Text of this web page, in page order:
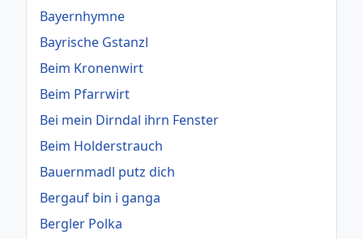
Bayernhymne
Bayrische Gstanzl
Beim Kronenwirt
Beim Pfarrwirt
Bei mein Dirndal ihrn Fenster
Beim Holderstrauch
Bauernmadl putz dich
Bergauf bin i ganga
Bergler Polka